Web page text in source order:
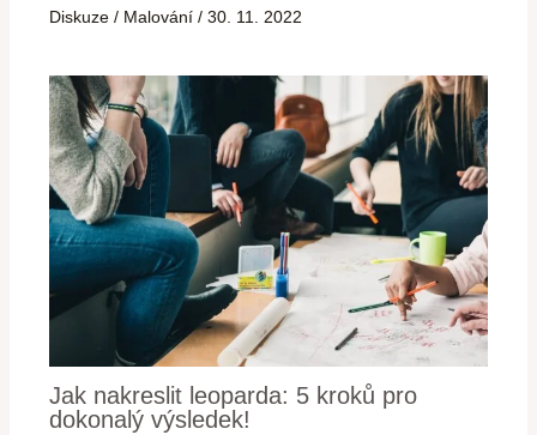
Diskuze / Malování /30. 11. 2022
Jak nakreslit leoparda: 5 kroků pro
dokonalý výsledek!